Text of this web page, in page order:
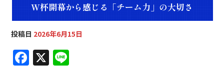
W杯開幕から感じる「チーム力」の大切さ
投稿日 2026年6月15日
F X